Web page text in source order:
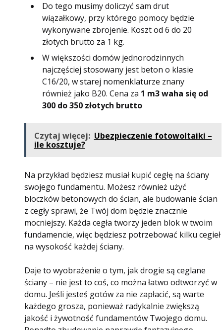
Do tego musimy doliczyć sam drut
wiązałkowy, przy którego pomocy będzie
wykonywane zbrojenie. Koszt od 6 do 20
złotych brutto za 1 kg.
W większości domów jednorodzinnych
najczęściej stosowany jest beton o klasie
C16/20, w starej nomenklaturze znany
również jako B20. Cena za 1 m3 waha się od
300 do 350 złotych brutto
Czytaj więcej: Ubezpieczenie fotowoltaiki –
ile kosztuje?
Na przykład będziesz musiał kupić cegłę na ściany
swojego fundamentu. Możesz również użyć
bloczków betonowych do ścian, ale budowanie ścian
z cegły sprawi, że Twój dom będzie znacznie
mocniejszy. Każda cegła tworzy jeden blok w twoim
fundamencie, więc będziesz potrzebować kilku cegieł
na wysokość każdej ściany.
Daje to wyobrażenie o tym, jak drogie są ceglane
ściany – nie jest to coś, co można łatwo odtworzyć w
domu. Jeśli jesteś gotów za nie zapłacić, są warte
każdego grosza, ponieważ radykalnie zwiększą
jakość i żywotność fundamentów Twojego domu.